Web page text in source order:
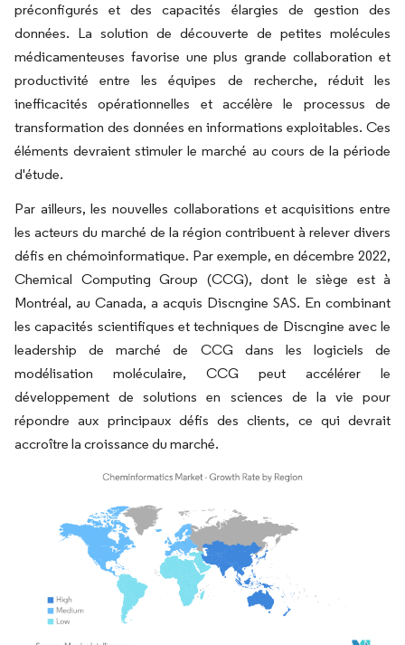
préconfigurés et des capacités élargies de gestion des
données. La solution de découverte de petites molécules
médicamenteuses favorise une plus grande collaboration et
productivité entre les équipes de recherche, réduit les
inefficacités opérationnelles et accélère le processus de
transformation des données en informations exploitables. Ces
éléments devraient stimuler le marché au cours de la période
d'étude.
Par ailleurs, les nouvelles collaborations et acquisitions entre
les acteurs du marché de la région contribuent à relever divers
défis en chémoinformatique. Par exemple, en décembre 2022,
Chemical Computing Group (CCG), dont le siège est à
Montréal, au Canada, a acquis Discngine SAS. En combinant
les capacités scientifiques et techniques de Discngine avec le
leadership de marché de CCG dans les logiciels de
modélisation moléculaire, CCG peut accélérer le
développement de solutions en sciences de la vie pour
répondre aux principaux défis des clients, ce qui devrait
accroître la croissance du marché.